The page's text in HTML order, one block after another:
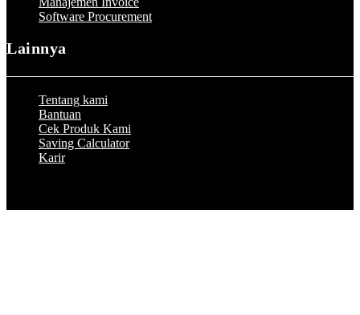
Software Procurement
Lainnya
Tentang kami
Bantuan
Cek Produk Kami
Saving Calculator
Karir